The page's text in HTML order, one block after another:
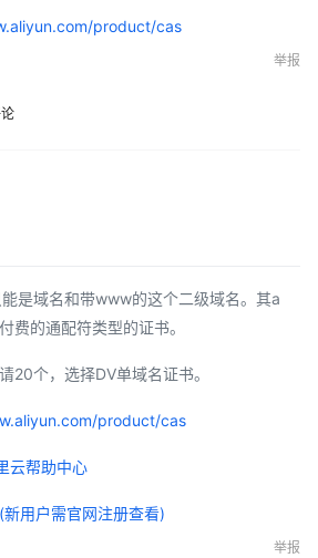
product/cas
举报
是域名和带www的这个二级域名。其a
费的通配符类型的证书。
20个，选择DV单域名证书。
product/cas
云帮助中心
用户需官网注册查看)
举报